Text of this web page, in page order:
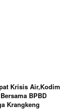
Krisis Air,Kodim
BPBD
Krangkeng